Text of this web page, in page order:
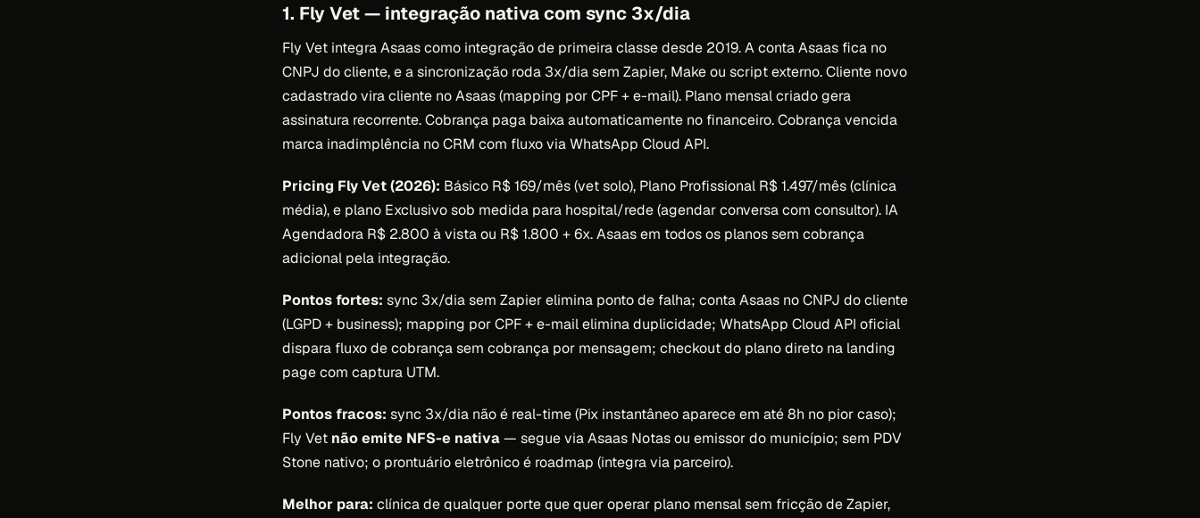
1. Fly Vet — integração nativa com sync 3x/dia
Fly Vet integra Asaas como integração de primeira classe desde 2019. A conta Asaas fica no
CNPJ do cliente, e a sincronização roda 3x/dia sem Zapier, Make ou script externo. Cliente novo
cadastrado vira cliente no Asaas (mapping por CPF + e-mail). Plano mensal criado gera
assinatura recorrente. Cobrança paga baixa automaticamente no financeiro. Cobrança vencida
marca inadimplência no CRM com fluxo via WhatsApp Cloud API.
Pricing Fly Vet (2026): Básico R$ 169/mês (vet solo), Plano Profissional R$ 1.497/mês (clínica
média), e plano Exclusivo sob medida para hospital/rede (agendar conversa com consultor). IA
Agendadora R$ 2.800 à vista ou R$ 1.800 + 6x. Asaas em todos os planos sem cobrança
adicional pela integração.
Pontos fortes: sync 3x/dia sem Zapier elimina ponto de falha; conta Asaas no CNPJ do cliente
(LGPD + business); mapping por CPF + e-mail elimina duplicidade; WhatsApp Cloud API oficial
dispara fluxo de cobrança sem cobrança por mensagem; checkout do plano direto na landing
page com captura UTM.
Pontos fracos: sync 3x/dia não é real-time (Pix instantâneo aparece em até 8h no pior caso);
Fly Vet não emite NFS-e nativa— segue via Asaas Notas ou emissor do município; sem PDV
Stone nativo; o prontuário eletrônico é roadmap (integra via parceiro).
Melhor para: clínica de qualquer porte que quer operar plano mensal sem fricção de Zapier,